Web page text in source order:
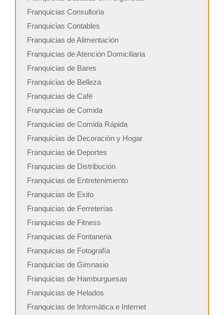
Franquicias Consultoria
Franquicias Contables
Franquicias de Alimentación
Franquicias de Atención Domiciliaria
Franquicias de Bares
Franquicias de Belleza
Franquicias de Café
Franquicias de Comida
Franquicias de Comida Rápida
Franquicias de Decoración y Hogar
Franquicias de Deportes
Franquicias de Distribución
Franquicias de Entretenimiento
Franquicias de Exito
Franquicias de Ferreterías
Franquicias de Fitness
Franquicias de Fontaneria
Franquicias de Fotografía
Franquicias de Gimnasio
Franquicias de Hamburguesas
Franquicias de Helados
Franquicias de Informática e Internet